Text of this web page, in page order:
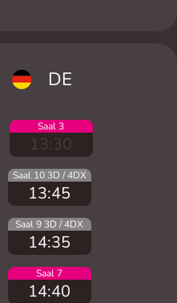
DE
Saal 3
13:30
Saal 10 3D / 4DX
13:45
Saal 9 3D / 4DX
14:35
Saal 7
14:40